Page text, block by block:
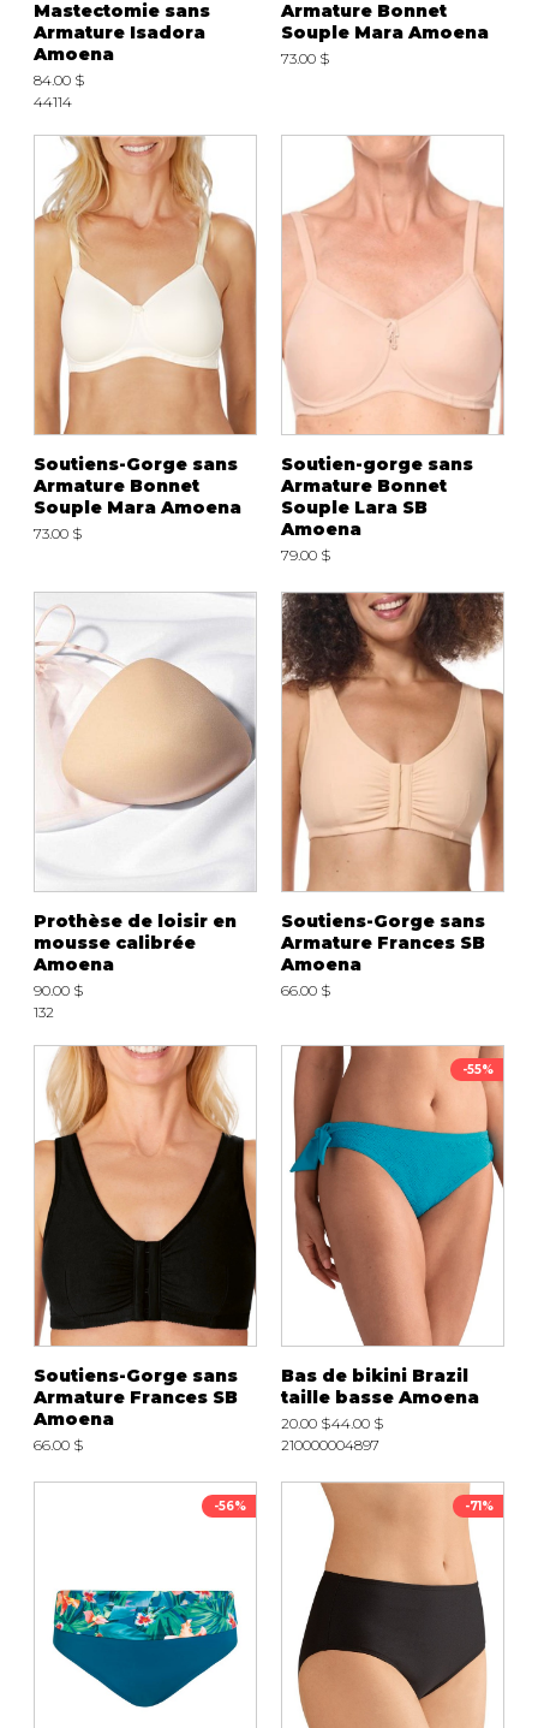
Mastectomie sans
Armature Isadora
Amoena
84.00 $
44114
Armature Bonnet
Souple Mara Amoena
73.00 $
Soutiens-Gorge sans
Armature Bonnet
Souple Mara Amoena
73.00 $
Soutien-gorge sans
Armature Bonnet
Souple Lara SB
Amoena
79.00 $
Prothèse de loisir en
mousse calibrée
Amoena
90.00 $
132
Soutiens-Gorge sans
Armature Frances SB
Amoena
66.00 $
Soutiens-Gorge sans
Armature Frances SB
Amoena
66.00 $
-55%
Bas de bikini Brazil
taille basse Amoena
20.00 $44.00 $
210000004897
-56% -71%